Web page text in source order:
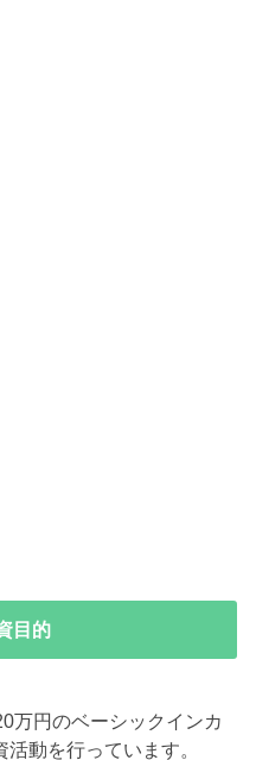
目的
万円のベーシックインカ
動を行っています。